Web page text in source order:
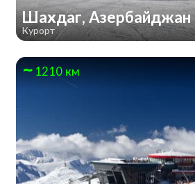
Шахдаг, Азербайджан
Курорт
1210 км